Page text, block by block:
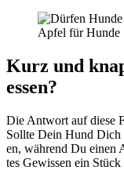
Apfel für Hun­de
Kurz und
essen?
Die Ant­wort auf die­se
Soll­te Dein Hund Dich
en, wäh­rend Du einen
tes Gewis­sen ein Stück